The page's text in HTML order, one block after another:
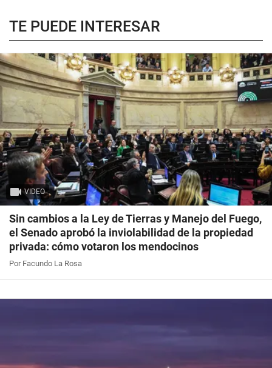
TE PUEDE INTERESAR
VIDEO
Sin cambios a la Ley de Tierras y Manejo del Fuego,
el Senado aprobó la inviolabilidad de la propiedad
privada: cómo votaron los mendocinos
Por Facundo La Rosa